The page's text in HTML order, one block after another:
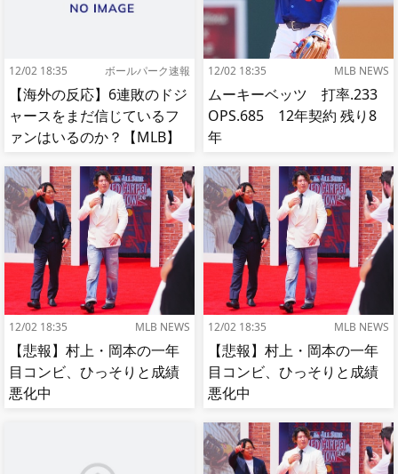
12/02 18:35 ボールパーク速報
【海外の反応】6連敗のドジ
ャースをまだ信じているフ
ァンはいるのか？【MLB】
12/02 18:35 MLB NEWS
ムーキーベッツ 打率.233
OPS.685 12年契約 残り8
年
12/02 18:35 MLB NEWS
【悲報】村上・岡本の一年
目コンビ、ひっそりと成績
悪化中
12/02 18:35 MLB NEWS
【悲報】村上・岡本の一年
目コンビ、ひっそりと成績
悪化中